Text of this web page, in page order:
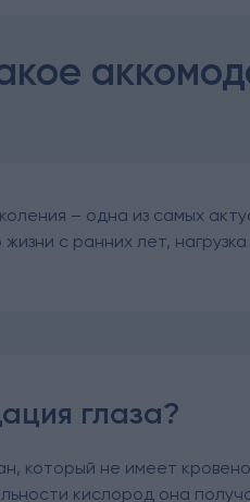
– одна из самых
с ранних лет,
глаза?
который не имеет
кислород она